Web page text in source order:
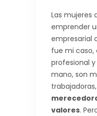
Las mujeres
emprender
empresarial
fue mi caso,
profesional
mano, son
valores.